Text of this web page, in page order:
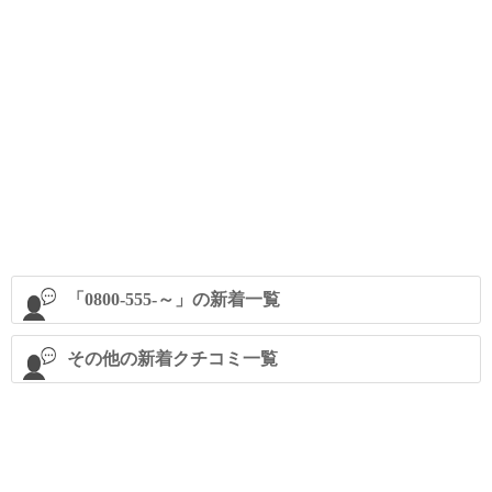
「0800-555-～」の新着一覧
その他の新着クチコミ一覧